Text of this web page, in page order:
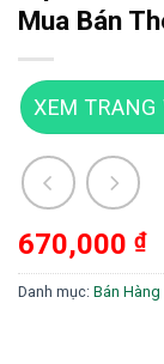
Mua Bán
XEM
670,000 ₫
Danh mục: Bán Hàng